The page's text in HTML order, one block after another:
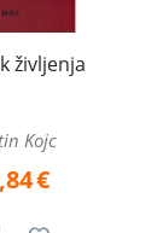
življenja
Kojc
€